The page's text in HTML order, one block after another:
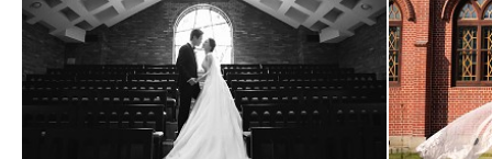
한강성당[201910.05]